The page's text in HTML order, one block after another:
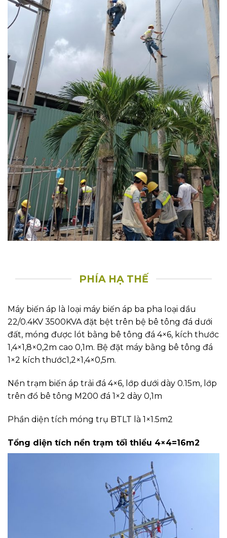
PHÍA HẠ THẾ
Máy biến áp là loại máy biến áp ba pha loại dầu
22/0.4KV 3500KVA đặt bệt trên bệ bê tông đá dưới
đất, móng được lót bằng bê tông đá 4×6, kích thước
1,4×1,8×0,2m cao 0,1m. Bệ đặt máy bằng bê tông đá
1×2 kích thước1,2×1,4×0,5m.
Nền trạm biến áp trải đá 4×6, lớp dưới dày 0.15m, lớp
trên đổ bê tông M200 đá 1×2 dày 0,1m
Phần diện tích móng trụ BTLT là 1×1.5m2
Tổng diện tích nền trạm tối thiểu 4×4=16m2